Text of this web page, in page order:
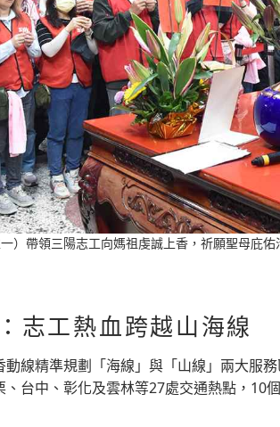
）帶領三陽志工向媽祖虔誠上香，祈願聖母庇佑
志工熱血跨越山海線
線精準規劃「海線」與「山線」兩大服
、台中、彰化及雲林等27處交通熱點，10